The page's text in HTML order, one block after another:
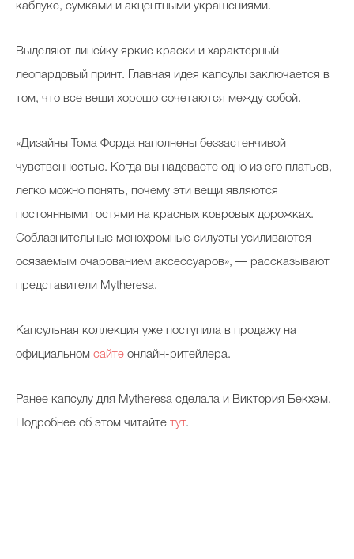
каблуке, сумками и акцентными украшениями.
Выделяют линейку яркие краски и характерный
леопардовый принт. Главная идея капсулы заключается в
том, что все вещи хорошо сочетаются между собой.
«Дизайны Тома Форда наполнены беззастенчивой
чувственностью. Когда вы надеваете одно из его платьев,
легко можно понять, почему эти вещи являются
постоянными гостями на красных ковровых дорожках.
Соблазнительные монохромные силуэты усиливаются
осязаемым очарованием аксессуаров», — рассказывают
представители Mytheresa.
Капсульная коллекция уже поступила в продажу на
официальном сайте онлайн-ритейлера.
Ранее капсулу для Mytheresa сделала и Виктория Бекхэм.
Подробнее об этом читайте тут.